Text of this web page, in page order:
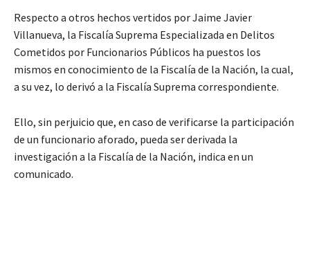
Respecto a otros hechos vertidos por Jaime Javier
Villanueva, la Fiscalía Suprema Especializada en Delitos
Cometidos por Funcionarios Públicos ha puestos los
mismos en conocimiento de la Fiscalía de la Nación, la cual,
a su vez, lo derivó a la Fiscalía Suprema correspondiente.
Ello, sin perjuicio que, en caso de verificarse la participación
de un funcionario aforado, pueda ser derivada la
investigación a la Fiscalía de la Nación, indica en un
comunicado.